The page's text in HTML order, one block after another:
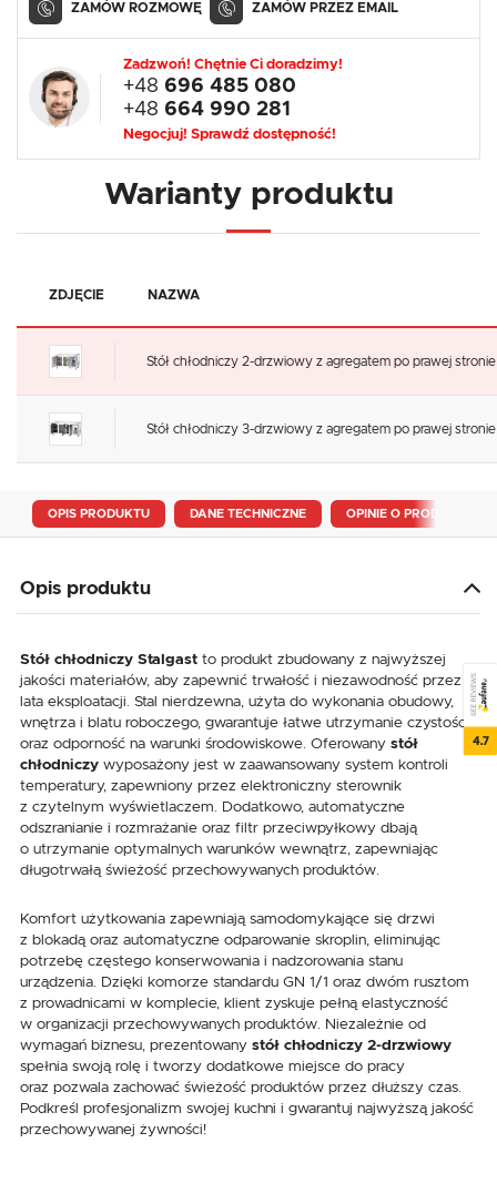
ZAMÓW ROZMOWĘ ZAMÓW PRZEZ EMAIL
Zadzwoń! Chętnie Ci doradzimy!
+48 696 485 080
+48 664 990 281
Negocjuj! Sprawdź dostępność!
Warianty produktu
ZDJĘCIE NAZWA
Stół chłodniczy 2-drzwiowy z agregatem po prawej
Stół chłodniczy 3-drzwiowy z agregatem po prawej stronie
OPIS PRODUKTU DANE TECHNICZNE OPINIE O PRODUKCIE
Opis produktu
Stół chłodniczy Stalgast to produkt zbudowany z najwyższej
jakości materiałów, aby zapewnić trwałość i niezawodność przez
lata eksploatacji. Stal nierdzewna, użyta do wykonania obudowy,
wnętrza i blatu roboczego, gwarantuje łatwe utrzymanie czystości
oraz odporność na warunki środowiskowe. Oferowany stół
chłodniczy wyposażony jest w zaawansowany system kontroli
temperatury, zapewniony przez elektroniczny sterownik
z czytelnym wyświetlaczem. Dodatkowo, automatyczne
odszranianie i rozmrażanie oraz filtr przeciwpyłkowy dbają
o utrzymanie optymalnych warunków wewnątrz, zapewniając
długotrwałą świeżość przechowywanych produktów.
Komfort użytkowania zapewniają samodomykające się drzwi
z blokadą oraz automatyczne odparowanie skroplin, eliminując
potrzebę częstego konserwowania i nadzorowania stanu
urządzenia. Dzięki komorze standardu GN 1/1 oraz dwóm rusztom
z prowadnicami w komplecie, klient zyskuje pełną elastyczność
w organizacji przechowywanych produktów. Niezależnie od
wymagań biznesu, prezentowany stół chłodniczy 2-drzwiowy
spełnia swoją rolę i tworzy dodatkowe miejsce do pracy
oraz pozwala zachować świeżość produktów przez dłuższy czas.
Podkreśl profesjonalizm swojej kuchni i gwarantuj najwyższą jakość
przechowywanej żywności!
SEE REVIEWS
4.7